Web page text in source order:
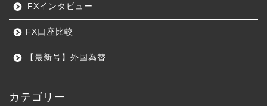
FXインタビュー
FX口座比較
【最新号】外国為替
カテゴリー